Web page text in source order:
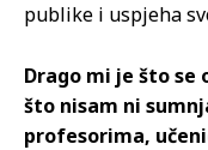
publike i uspjeha
Drago mi je što se
što nisam ni
profesorima,